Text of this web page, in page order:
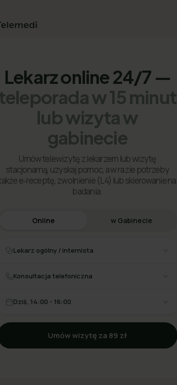
Lekarz online 24/7 —
w 15 minut
lub wizyta w
gabinecie
Umów telewizytę z lekarzem lub wizytę
stacjonarną, uzyskaj pomoc, a w razie potrzeby
e‑receptę, zwolnienie (L4) lub skierowanie na
badania.
Online w Gabinecie
Lekarz ogólny / internista
Konsultacja telefoniczna
Dziś, 14:00 - 16:00
Umów wizytę za 89 zł